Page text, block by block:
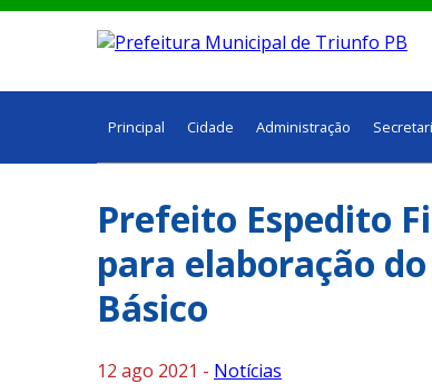
Principal Cidade Administração
Prefeito Espedito
para elaboração
Básico
12 ago 2021 - Notícias